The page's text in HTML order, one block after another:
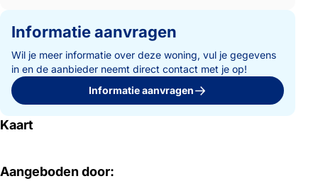
Informatie aanvragen
Wil je meer informatie over deze woning, vul je gegevens
in en de aanbieder neemt direct contact met je op!
Informatie aanvragen
Kaart
Aangeboden door: